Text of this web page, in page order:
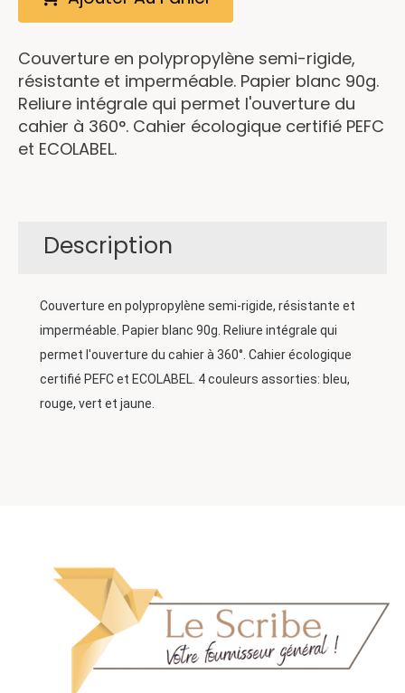
Couverture en polypropylène semi-rigide,
résistante et imperméable. Papier blanc 90g.
Reliure intégrale qui permet l'ouverture du
cahier à 360°. Cahier écologique certifié PEFC
et ECOLABEL.
Description
Couverture en polypropylène semi-rigide, résistante et
imperméable. Papier blanc 90g. Reliure intégrale qui
permet l'ouverture du cahier à 360°. Cahier écologique
certifié PEFC et ECOLABEL. 4 couleurs assorties: bleu,
rouge, vert et jaune.